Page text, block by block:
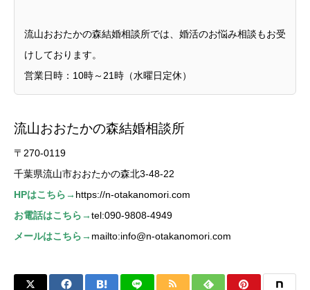
流山おおたかの森結婚相談所では、婚活のお悩み相談もお受
けしております。
営業日時：10時～21時（水曜日定休）
流山おおたかの森結婚相談所
〒270-0119
千葉県流山市おおたかの森北3-48-22
HPはこちら→ https://n-otakanomori.com
お電話はこちら→tel:090-9808-4949
メールはこちら→ mailto:info@n-otakanomori.com